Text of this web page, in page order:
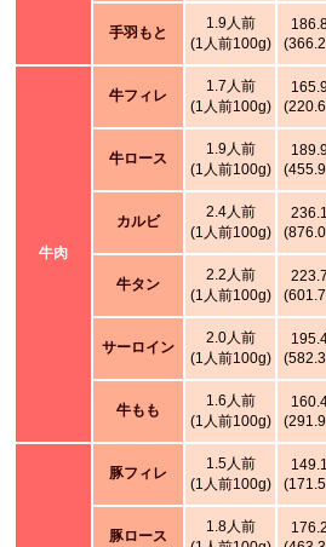
手羽もと
1.9人前
(1人前100g)
牛肉
牛フィレ
1.7人前
(1人前100g)
牛ロース
1.9人前
(1人前100g)
カルビ
2.4人前
(1人前100g)
牛タン
2.2人前
(1人前100g)
サーロイン
2.0人前
(1人前100g)
牛もも
1.6人前
(1人前100g)
豚フィレ
1.5人前
(1人前100g)
豚ロース
1.8人前